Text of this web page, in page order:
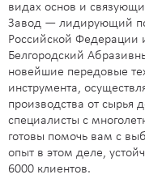
видах основ и
Завод — лидирующий
Российской Федерации
Белгородский
новейшие передовые
инструмента,
производства от сырья
специалисты с
готовы помочь вам с
опыт в этом деле,
6000 клиентов.